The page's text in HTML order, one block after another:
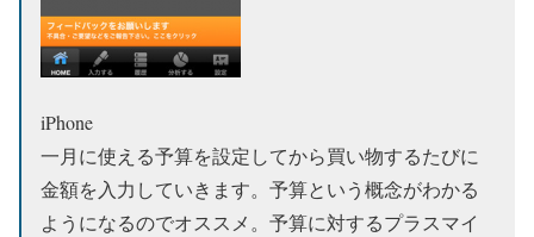
iPhone
一月に使える予算を設定してから買い物するたびに
金額を入力していきます。予算という概念がわかる
ようになるのでオススメ。予算に対するプラスマイ